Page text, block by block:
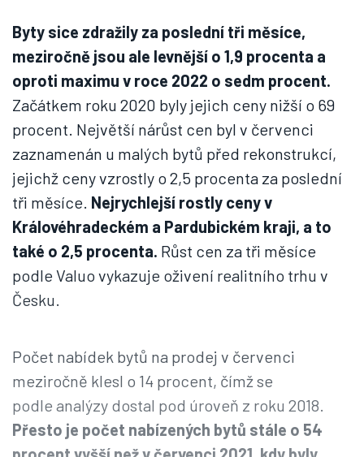
Byty sice zdražily za poslední tři měsíce,
meziročně jsou ale levnější o 1,9 procenta a
oproti maximu v roce 2022 o sedm procent.
Začátkem roku 2020 byly jejich ceny nižší o 69
procent. Největší nárůst cen byl v červenci
zaznamenán u malých bytů před rekonstrukcí,
jejichž ceny vzrostly o 2,5 procenta za poslední
tři měsíce. Nejrychlejší rostly ceny v
Královéhradeckém a Pardubickém kraji, a to
také o 2,5 procenta. Růst cen za tři měsíce
podle Valuo vykazuje oživení realitního trhu v
Česku.
Počet nabídek bytů na prodej v červenci
meziročně klesl o 14 procent, čímž se
podle analýzy dostal pod úroveň z roku 2018.
Přesto je počet nabízených bytů stále o 54